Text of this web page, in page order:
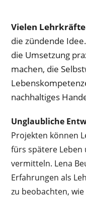
Vielen
die zündende
die Umsetzung
machen, die
nachhaltiges
Unglaubliche
Projekten können
fürs spätere Leben
vermitteln. Lena
Erfahrungen als
zu beobachten,